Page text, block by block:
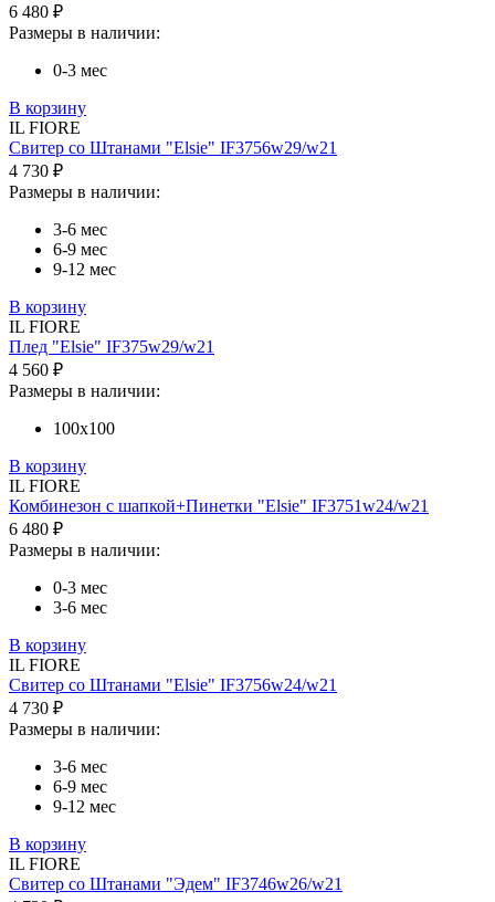
6 480 ₽
Размеры в наличии:
0-3 мес
В корзину
IL FIORE
Свитер со Штанами "Elsie" IF3756w29/w21
4 730 ₽
Размеры в наличии:
3-6 мес
6-9 мес
9-12 мес
В корзину
IL FIORE
Плед "Elsie" IF375w29/w21
4 560 ₽
Размеры в наличии:
100х100
В корзину
IL FIORE
Комбинезон с шапкой+Пинетки "Elsie" IF3751w24/w21
6 480 ₽
Размеры в наличии:
0-3 мес
3-6 мес
В корзину
IL FIORE
Свитер со Штанами "Elsie" IF3756w24/w21
4 730 ₽
Размеры в наличии:
3-6 мес
6-9 мес
9-12 мес
В корзину
IL FIORE
Свитер со Штанами "Эдем" IF3746w26/w21